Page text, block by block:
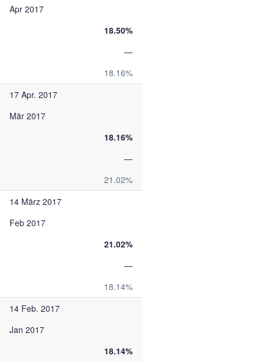
Apr 2017
18.50%
—
18.16%
17 Apr. 2017
Mär 2017
18.16%
—
21.02%
14 März 2017
Feb 2017
21.02%
—
18.14%
14 Feb. 2017
Jan 2017
18.14%